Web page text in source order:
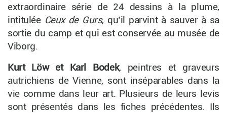
extraordinaire série de 24 dessins à la plume,
intitulée Ceux de Gurs, qu’il parvint à sauver à sa
sortie du camp et qui est conservée au musée de
Viborg.
Kurt Löw et Karl Bodek, peintres et graveurs
autrichiens de Vienne, sont inséparables dans la
vie comme dans leur art. Plusieurs de leurs levis
sont présentés dans les fiches précédentes. Ils